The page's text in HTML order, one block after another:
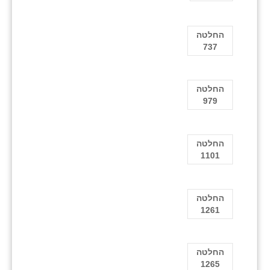
החלטה
737
החלטה
979
החלטה
1101
החלטה
1261
החלטה
1265